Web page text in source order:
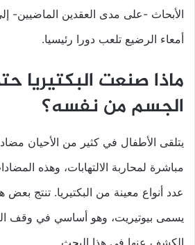
الأبحاث -على مدى العقدين الماضيين-
أمعاء الرضيع تلعب دورا رئيسيا.
ماذا صنعت البكتيريا
الجسم من نفسه؟
يتلقى الأطفال في كثير من الأحيان
مباشرة لمحاربة الالتهابات، وهذه
عدد أنواع معينة من البكتيريا. تنتج بعض
يسمى بيوتيريت، وهو أساسي في وقف